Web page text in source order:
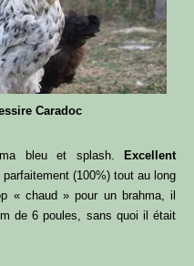
Caradoc
bleu et splash.
Excellent
(100%) tout au long
« chaud » pour un brahma, il
de 6 poules, sans quoi il était